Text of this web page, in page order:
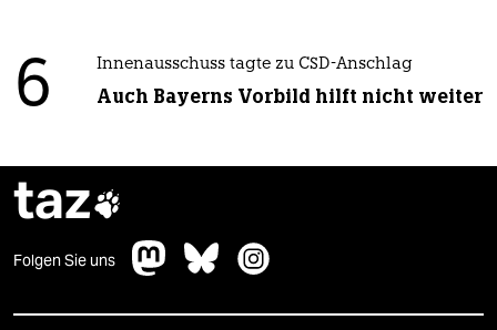
6 Innenausschuss tagte zu CSD-Anschlag
Auch Bayerns Vorbild hilft nicht weiter
taz
Folgen Sie uns